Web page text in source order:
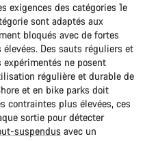
exigences des catégories 1e
sont adaptés aux
bloqués avec de fortes
Des sauts réguliers et
ne posent
régulière et durable de
et en bike parks doit
contraintes plus élevées, ces
sortie pour détecter
suspendus avec un